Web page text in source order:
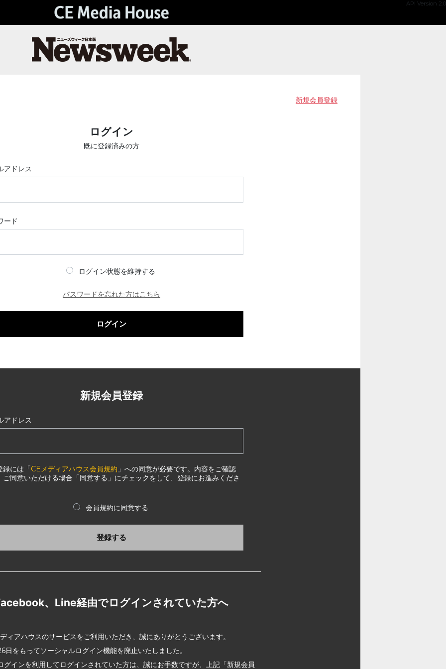
API Version 2.0
新規会員登録
ログイン
既に登録済みの方
アドレス
ード
ログイン状態を維持する
パスワードを忘れた方はこちら
ログイン
新規会員登録
アドレス
録には「CEメディアハウス会員規約 」への同意が必要です。内容をご確認
ご同意いただける場合「同意する」にチェックをして、登録にお進みくださ
会員規約に同意する
登録する
、Line経由でログインされていた方へ
ィアハウスのサービスをご利用いただき、誠にありがとうございます。
日をもってソーシャルログイン機能を廃止いたしました。
グインを利用してログインされていた方は、誠にお手数ですが、上記「新規会員